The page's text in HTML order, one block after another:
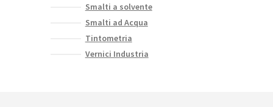
Smalti a solvente
Smalti ad Acqua
Tintometria
Vernici Industria